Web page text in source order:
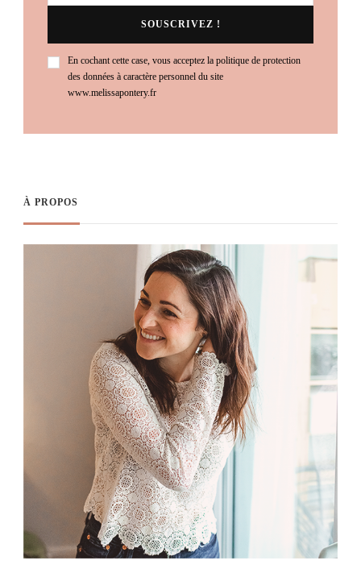
En cochant cette case, vous acceptez la politique de protection
des données à caractère personnel du site
www.melissapontery.fr
À PROPOS